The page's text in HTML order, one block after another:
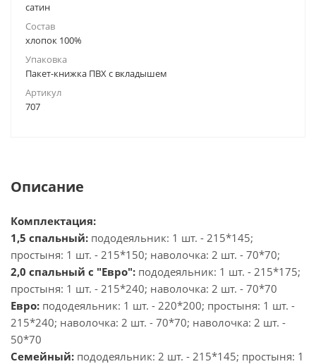
сатин
Состав
хлопок 100%
Упаковка
Пакет-книжка ПВХ с вкладышем
Артикул
707
Описание
Комплектация:
1,5 спальный: пододеяльник: 1 шт. - 215*145;
простыня: 1 шт. - 215*150; наволочка: 2 шт. - 70*70;
2,0 спальный с "Евро": пододеяльник: 1 шт. - 215*175;
простыня: 1 шт. - 215*240; наволочка: 2 шт. - 70*70
Евро: пододеяльник: 1 шт. - 220*200; простыня: 1 шт. -
215*240; наволочка: 2 шт. - 70*70; наволочка: 2 шт. -
50*70
Семейный: пододеяльник: 2 шт. - 215*145; простыня: 1